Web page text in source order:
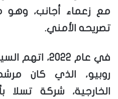
مع زعماء أجانب، وهو
تصريحه الأمني.
في عام 2022،
روبيو، الذي كان
الخارجية، شركة